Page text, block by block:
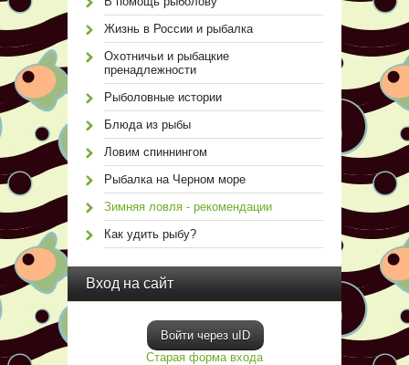
Жизнь в России и рыбалка
Охотничьи и рыбацкие
пренадлежности
Рыболовные истории
Блюда из рыбы
Ловим спиннингом
Рыбалка на Черном море
Зимняя ловля - рекомендации
Как удить рыбу?
Вход на сайт
Войти через uID
Старая форма входа